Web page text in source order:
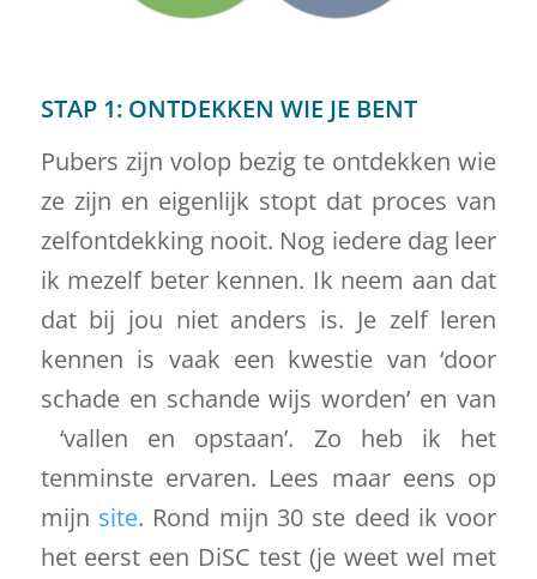
STAP 1: ONTDEKKEN WIE JE BENT
Pubers zijn volop bezig te ontdekken wie
ze zijn en eigenlijk stopt dat proces van
zelfontdekking nooit. Nog iedere dag leer
ik mezelf beter kennen. Ik neem aan dat
dat bij jou niet anders is. Je zelf leren
kennen is vaak een kwestie van ‘door
schade en schande wijs worden’ en van
‘vallen en opstaan’. Zo heb ik het
tenminste ervaren. Lees maar eens op
mijn site. Rond mijn 30 ste deed ik voor
het eerst een DiSC test (je weet wel met